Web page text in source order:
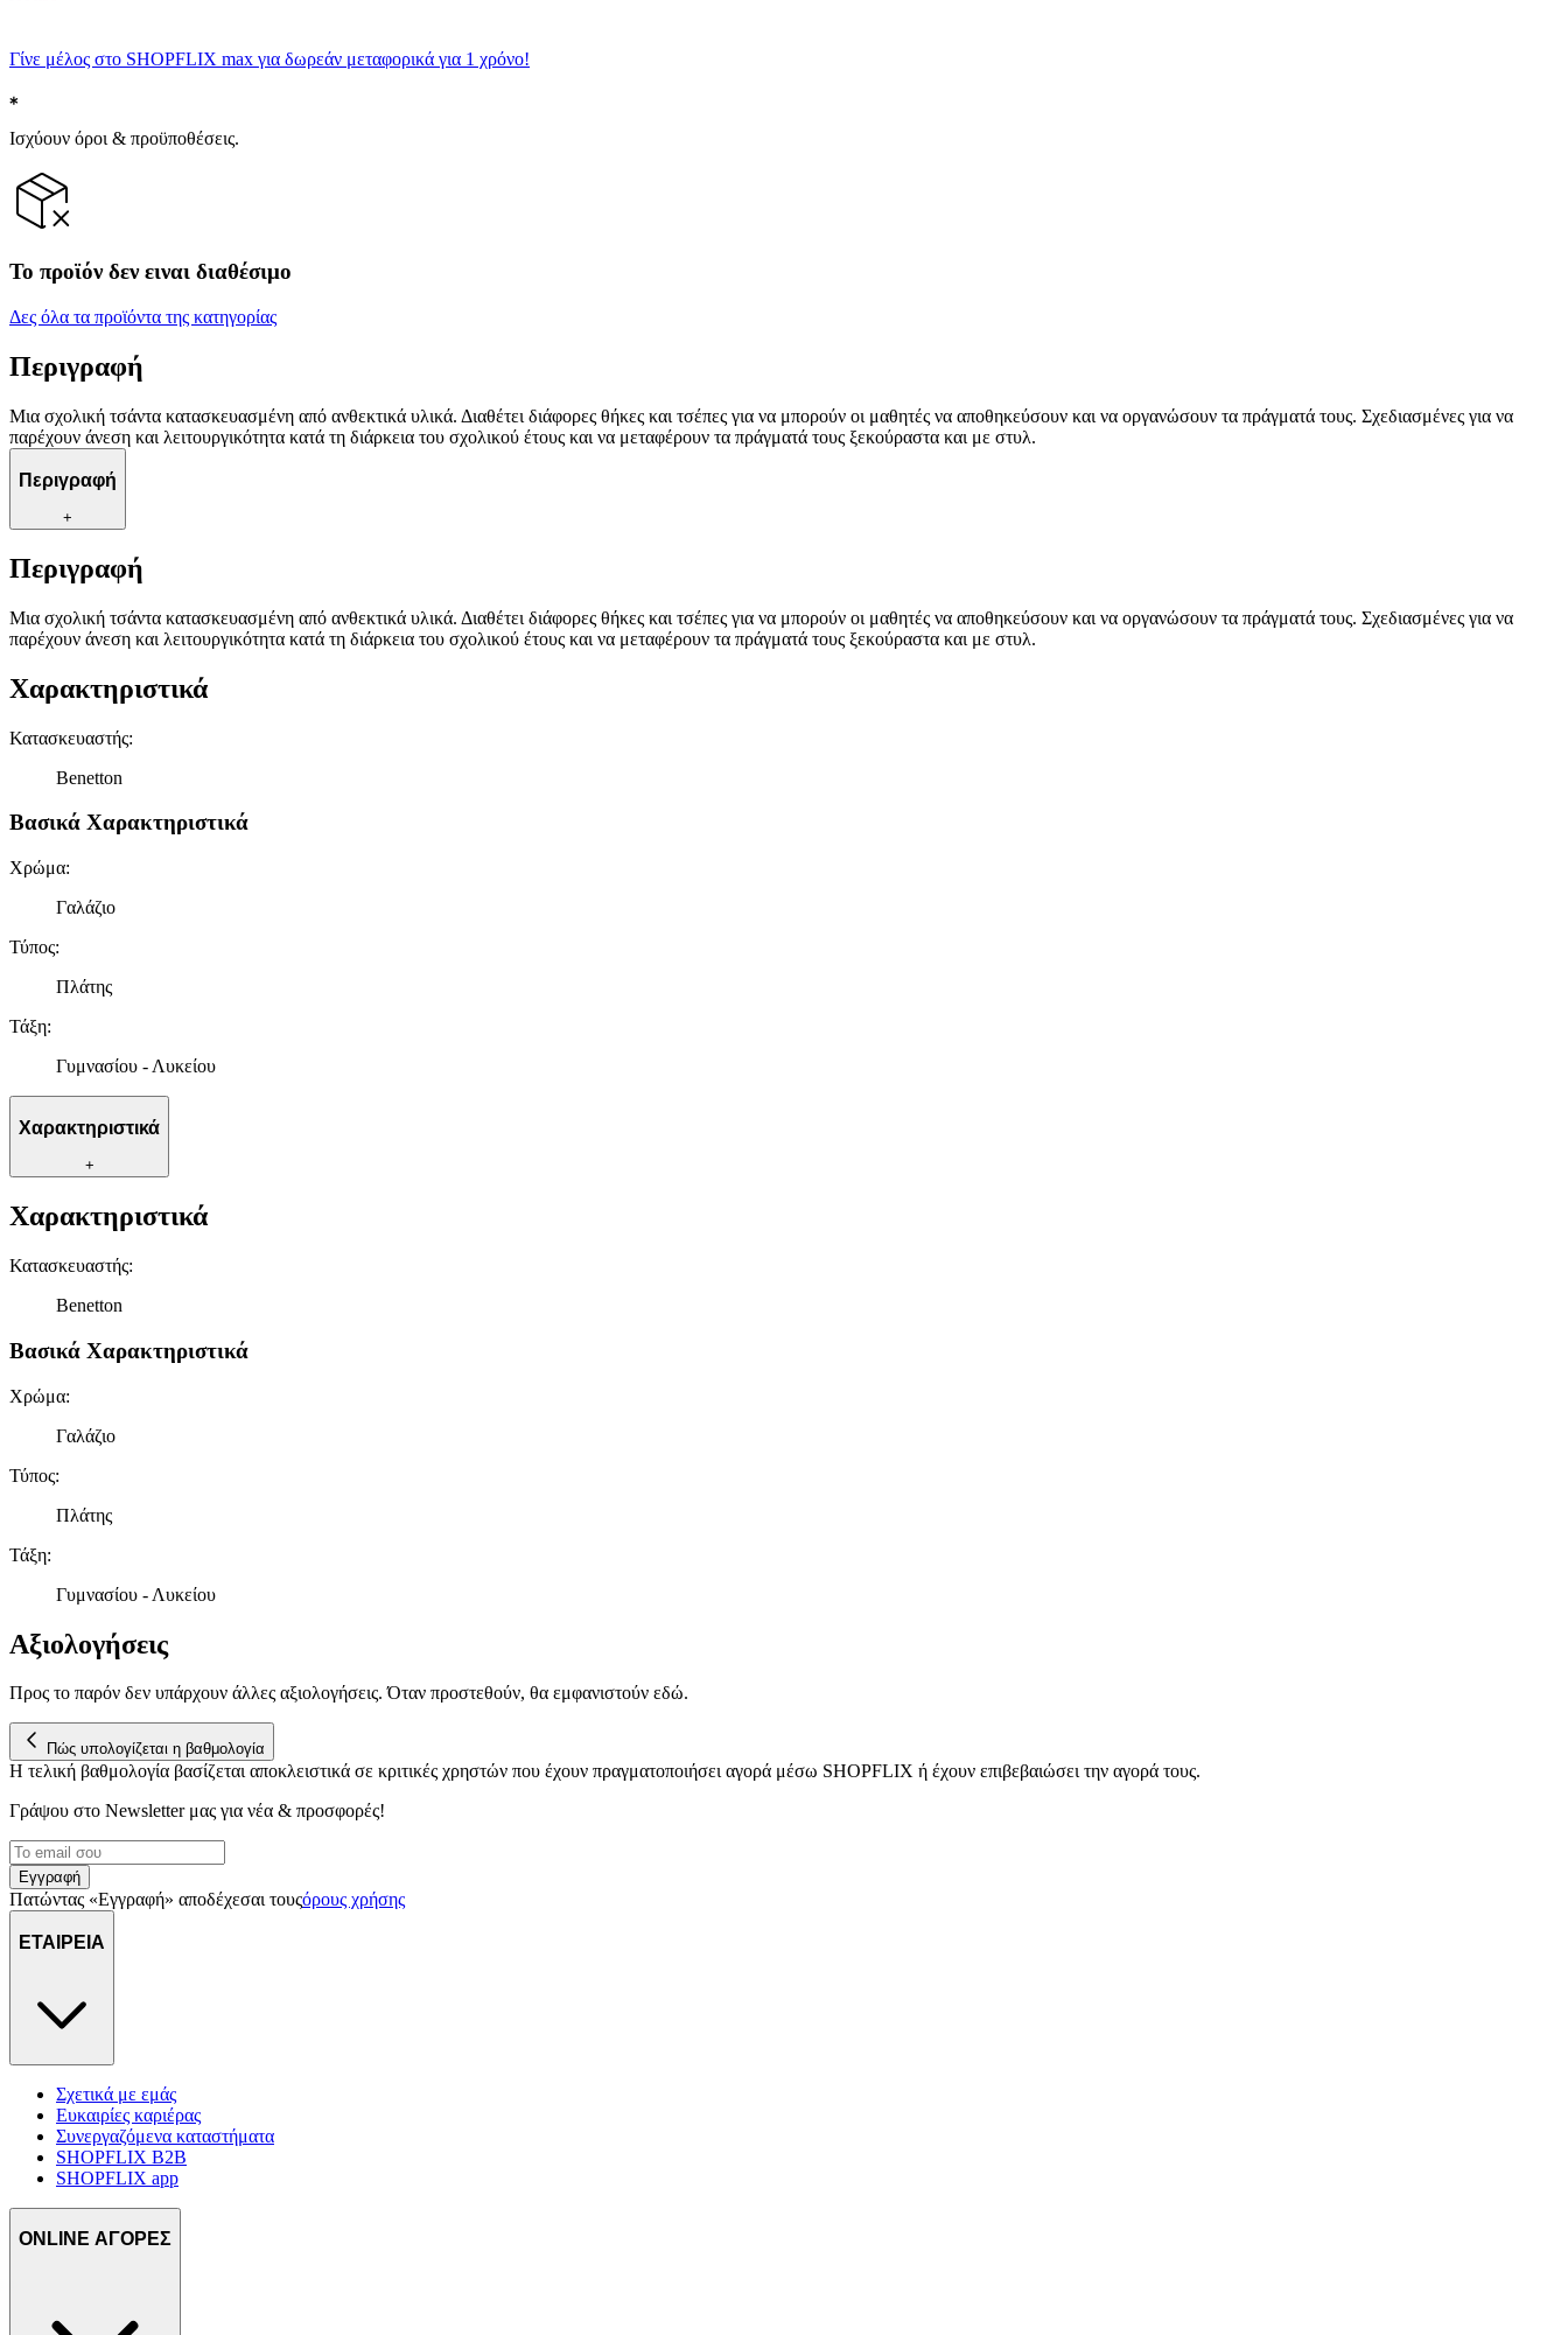
Γίνε μέλος στο SHOPFLIX max για δωρεάν μεταφορικά για 1 χρόνο!
Ισχύουν όροι & προϋποθέσεις.
Το προϊόν δεν ειναι διαθέσιμο
Δες όλα τα προϊόντα της κατηγορίας
Περιγραφή
Μια σχολική τσάντα κατασκευασμένη από ανθεκτικά υλικά. Διαθέτει διάφορες θήκες και τσέπες για να μπορούν οι μαθητές να αποθηκεύσουν και να οργανώσουν τα πράγματά τους. Σχεδιασμένες για να
παρέχουν άνεση και λειτουργικότητα κατά τη διάρκεια του σχολικού έτους και να μεταφέρουν τα πράγματά τους ξεκούραστα και με στυλ.
Περιγραφή
+
Περιγραφή
Μια σχολική τσάντα κατασκευασμένη από ανθεκτικά υλικά. Διαθέτει διάφορες θήκες και τσέπες για να μπορούν οι μαθητές να αποθηκεύσουν και να οργανώσουν τα πράγματά τους. Σχεδιασμένες για να
παρέχουν άνεση και λειτουργικότητα κατά τη διάρκεια του σχολικού έτους και να μεταφέρουν τα πράγματά τους ξεκούραστα και με στυλ.
Χαρακτηριστικά
Κατασκευαστής:
Benetton
Βασικά Χαρακτηριστικά
Χρώμα:
Γαλάζιο
Τύπος:
Πλάτης
Τάξη:
Γυμνασίου - Λυκείου
Χαρακτηριστικά
+
Χαρακτηριστικά
Κατασκευαστής:
Benetton
Βασικά Χαρακτηριστικά
Χρώμα:
Γαλάζιο
Τύπος:
Πλάτης
Τάξη:
Γυμνασίου - Λυκείου
Αξιολογήσεις
Προς το παρόν δεν υπάρχουν άλλες αξιολογήσεις. Όταν προστεθούν, θα εμφανιστούν εδώ.
Πώς υπολογίζεται η βαθμολογία
Η τελική βαθμολογία βασίζεται αποκλειστικά σε κριτικές χρηστών που έχουν πραγματοποιήσει αγορά μέσω SHOPFLIX ή έχουν επιβεβαιώσει την αγορά τους.
Γράψου στο Νewsletter μας για νέα & προσφορές!
Εγγραφή
Πατώντας «Εγγραφή» αποδέχεσαι τουςόρους χρήσης
ΕΤΑΙΡΕΙΑ
Σχετικά με εμάς
Ευκαιρίες καριέρας
Συνεργαζόμενα καταστήματα
SHOPFLIX B2B
SHOPFLIX app
ONLINE ΑΓΟΡΕΣ